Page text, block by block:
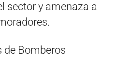
sector y amenaza a
de Bomberos